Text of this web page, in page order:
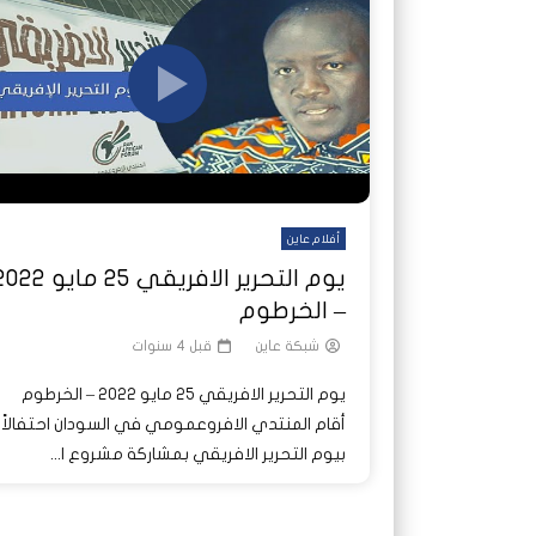
شاهد
عملتان وتطبيق مصرفي واحد.. كيف
تشظى النظام المصرفي في حرب
السودان؟
تصدر
ديون
شاهد
عملتان وتطبيق مصرفي واحد.. كيف
تشظى النظام المصرفي في حرب
السودان؟
هجمات
على
أفلام عاين
يوم التحرير الافريقي ٢٥
– الخرطوم
شبكة عاين قبل 4 سنوات
يوم التحرير الافريقي ٢٥ مايو ٢٠٢٢ – الخرطوم
أقام المنتدي الافروعمومي في السودان احتفالاً
بيوم التحرير الافريقي بمشاركة مشروع ا...